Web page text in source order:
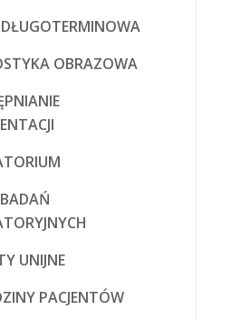
OBRAZOWA
UNIJNE
PACJENTÓW